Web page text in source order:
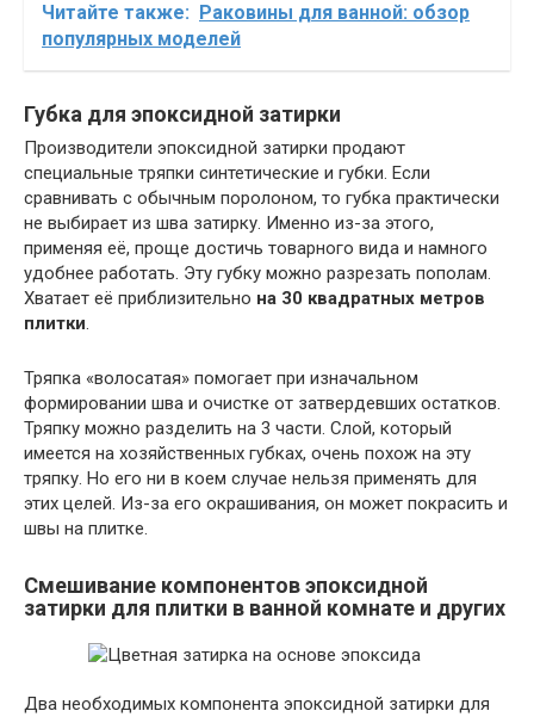
Читайте также:
Раковины для ванной: обзор
популярных моделей
Губка для эпоксидной затирки
Производители эпоксидной затирки продают
специальные тряпки синтетические и губки. Если
сравнивать с обычным поролоном, то губка практически
не выбирает из шва затирку. Именно из-за этого,
применяя её, проще достичь товарного вида и намного
удобнее работать. Эту губку можно разрезать пополам.
Хватает её приблизительно на 30 квадратных метров
плитки.
Тряпка «волосатая» помогает при изначальном
формировании шва и очистке от затвердевших остатков.
Тряпку можно разделить на 3 части. Слой, который
имеется на хозяйственных губках, очень похож на эту
тряпку. Но его ни в коем случае нельзя применять для
этих целей. Из-за его окрашивания, он может покрасить и
швы на плитке.
Смешивание компонентов эпоксидной
затирки для плитки в ванной комнате и других
Два необходимых компонента эпоксидной затирки для